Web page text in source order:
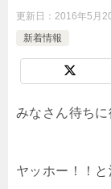
更新日： 2016年5月
新着情報
みなさん待ちに
ヤッホー！！